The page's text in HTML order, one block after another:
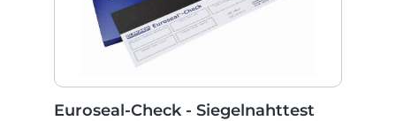
Euroseal-Check - Siegelnahttest